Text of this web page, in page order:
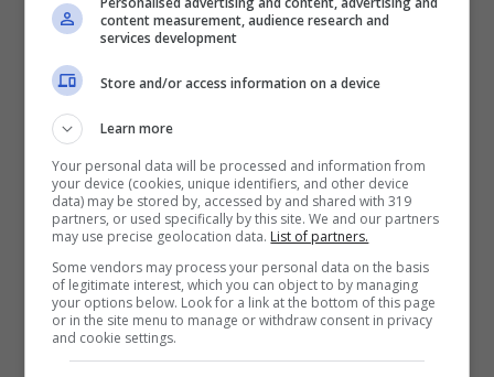
«Sono contenta, giustizia è stata fatta, sono
po’ di luce», sono state le prime parole della ex
moglie di Cipollini, Sabrina Landucci.
Quest’ultima è la sorella di Marco Landucci, ex
portiere che ha militato nell’Inter e nella
Fiorentina e che allena in seconda, al fianco di
Massimiliano Allegri, la Juventus.
A Storie Italiane, dopo il verdetto, l’ex moglie di
Cipollini ha commentato che dopo sette anni si
è concluso quello che lei definisce un “incubo”.
Ha spiegato che si è trattato di anni duri, e che
content measurement, audience research and
services development
Store and/or access information on a device
Learn more
Your personal data will be processed and information from
your device (cookies, unique identifiers, and other device
data) may be stored by, accessed by and shared with 319
partners, or used specifically by this site. We and our partners
may use precise geolocation data. List of partners.
Some vendors may process your personal data on the basis
of legitimate interest, which you can object to by managing
your options below. Look for a link at the bottom of this page
or in the site menu to manage or withdraw consent in privacy
and cookie settings.